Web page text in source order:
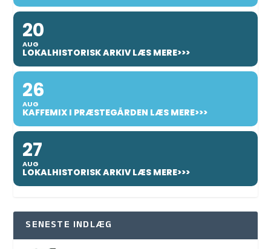
20
AUG
LOKALHISTORISK ARKIV LÆS MERE>>>
26
AUG
KAFFEMIX I PRÆSTEGÅRDEN LÆS MERE>>>
27
AUG
LOKALHISTORISK ARKIV LÆS MERE>>>
SENESTE INDLÆG